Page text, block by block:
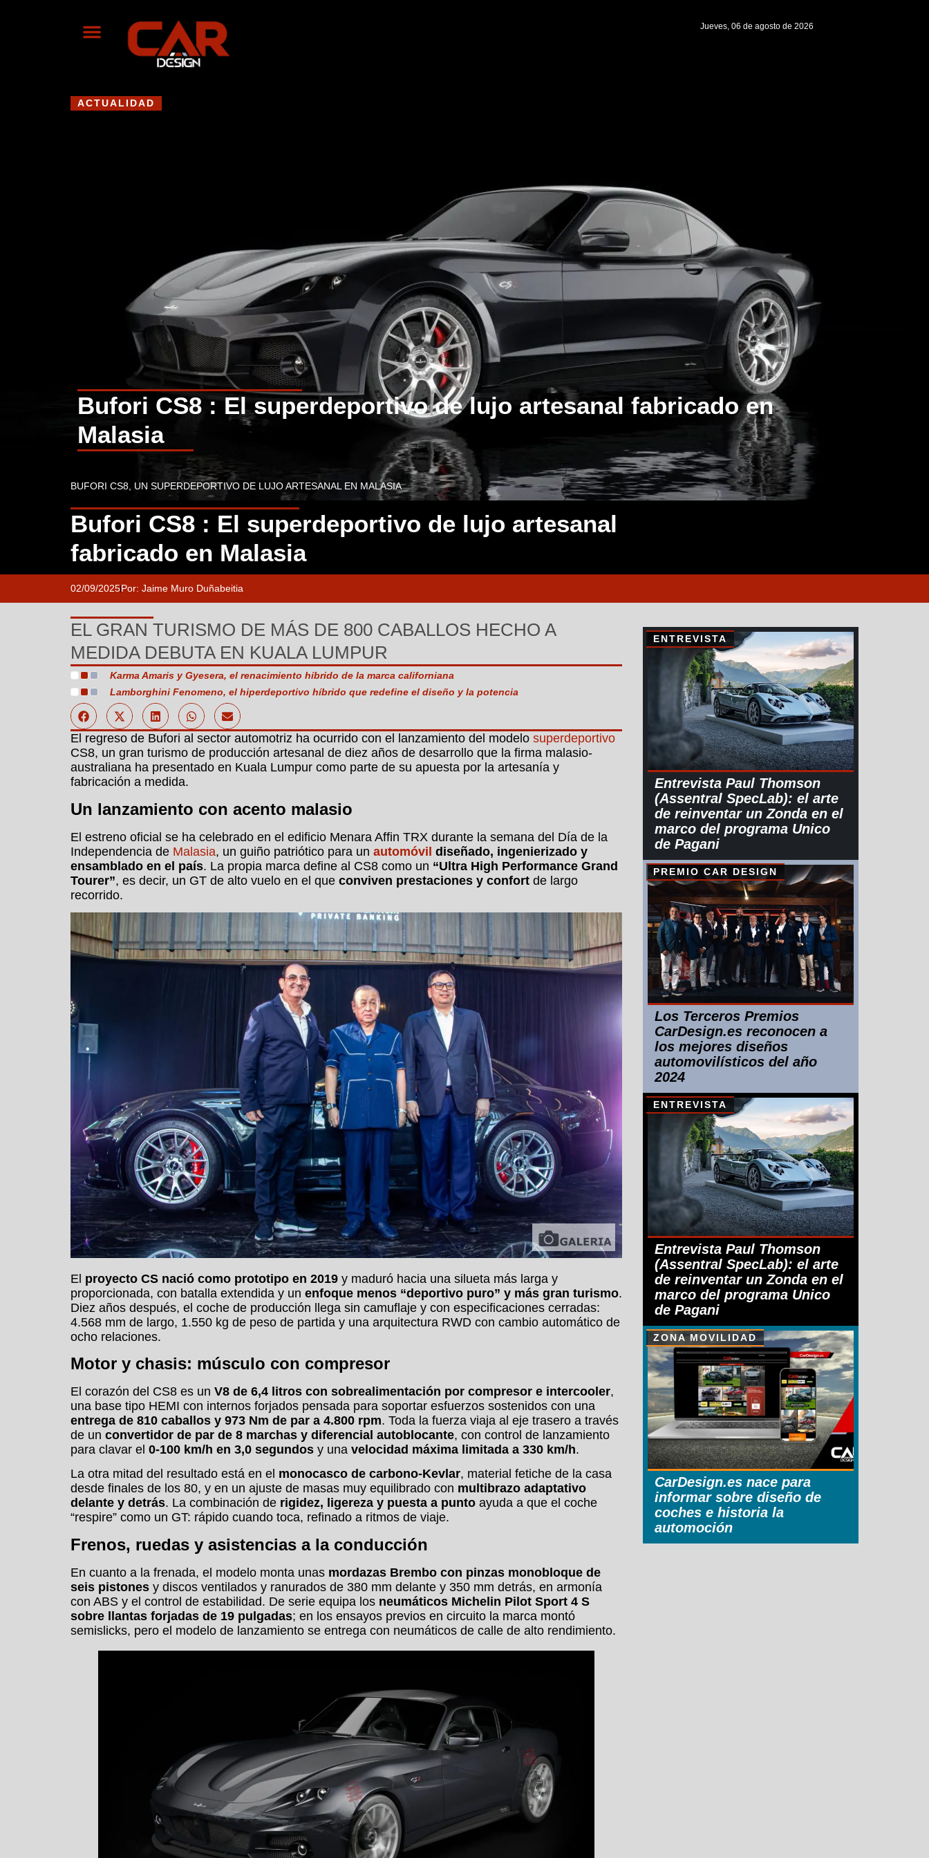
Jueves, 06 de agosto de 2026
ACTUALIDAD
Bufori CS8 : El superdeportivo de lujo artesanal fabricado en
Malasia
BUFORI CS8, UN SUPERDEPORTIVO DE LUJO ARTESANAL EN MALASIA
Bufori CS8 : El superdeportivo de lujo artesanal
fabricado en Malasia
02/09/2025Por: Jaime Muro Duñabeitia
EL GRAN TURISMO DE MÁS DE 800 CABALLOS HECHO A
MEDIDA DEBUTA EN KUALA LUMPUR
Karma Amaris y Gyesera, el renacimiento híbrido de la marca californiana
Lamborghini Fenomeno, el hiperdeportivo híbrido que redefine el diseño y la potencia
El regreso de Bufori al sector automotriz ha ocurrido con el lanzamiento del modelo superdeportivo
CS8, un gran turismo de producción artesanal de diez años de desarrollo que la firma malasio-
australiana ha presentado en Kuala Lumpur como parte de su apuesta por la artesanía y
fabricación a medida.
Un lanzamiento con acento malasio
El estreno oficial se ha celebrado en el edificio Menara Affin TRX durante la semana del Día de la
Independencia de Malasia, un guiño patriótico para un automóvil diseñado, ingenierizado y
ensamblado en el país. La propia marca define al CS8 como un “Ultra High Performance Grand
Tourer”, es decir, un GT de alto vuelo en el que conviven prestaciones y confort de largo
recorrido.
El proyecto CS nació como prototipo en 2019 y maduró hacia una silueta más larga y
proporcionada, con batalla extendida y un enfoque menos “deportivo puro” y más gran turismo.
Diez años después, el coche de producción llega sin camuflaje y con especificaciones cerradas:
4.568 mm de largo, 1.550 kg de peso de partida y una arquitectura RWD con cambio automático de
ocho relaciones.
Motor y chasis: músculo con compresor
El corazón del CS8 es un V8 de 6,4 litros con sobrealimentación por compresor e intercooler,
una base tipo HEMI con internos forjados pensada para soportar esfuerzos sostenidos con una
entrega de 810 caballos y 973 Nm de par a 4.800 rpm. Toda la fuerza viaja al eje trasero a través
de un convertidor de par de 8 marchas y diferencial autoblocante, con control de lanzamiento
para clavar el 0-100 km/h en 3,0 segundos y una velocidad máxima limitada a 330 km/h.
La otra mitad del resultado está en el monocasco de carbono-Kevlar, material fetiche de la casa
desde finales de los 80, y en un ajuste de masas muy equilibrado con multibrazo adaptativo
delante y detrás. La combinación de rigidez, ligereza y puesta a punto ayuda a que el coche
“respire” como un GT: rápido cuando toca, refinado a ritmos de viaje.
Frenos, ruedas y asistencias a la conducción
En cuanto a la frenada, el modelo monta unas mordazas Brembo con pinzas monobloque de
seis pistones y discos ventilados y ranurados de 380 mm delante y 350 mm detrás, en armonía
con ABS y el control de estabilidad. De serie equipa los neumáticos Michelin Pilot Sport 4 S
sobre llantas forjadas de 19 pulgadas; en los ensayos previos en circuito la marca montó
semislicks, pero el modelo de lanzamiento se entrega con neumáticos de calle de alto rendimiento.
ENTREVISTA
Entrevista Paul Thomson
(Assentral SpecLab): el arte
de reinventar un Zonda en el
marco del programa Unico
de Pagani
PREMIO CAR DESIGN
Los Terceros Premios
CarDesign.es reconocen a
los mejores diseños
automovilísticos del año
2024
ENTREVISTA
Entrevista Paul Thomson
(Assentral SpecLab): el arte
de reinventar un Zonda en el
marco del programa Unico
de Pagani
ZONA MOVILIDAD
CarDesign.es nace para
informar sobre diseño de
coches e historia la
automoción